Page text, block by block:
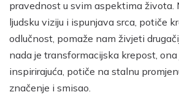
pravednost u svim aspektima života.
ljudsku viziju i ispunjava srca, potiče
odlučnost, pomaže nam živjeti
nada je transformacijska krepost,
inspirirajuća, potiče na stalnu
značenje i smisao.